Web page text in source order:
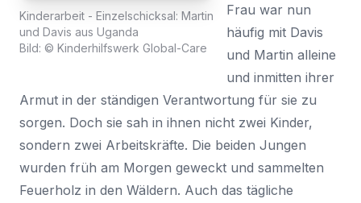
Kinderarbeit - Einzelschicksal: Martin
und Davis aus Uganda
Bild: © Kinderhilfswerk Global-Care
Frau war nun
häufig mit Davis
und Martin alleine
und inmitten ihrer
Armut in der ständigen Verantwortung für sie zu
sorgen. Doch sie sah in ihnen nicht zwei Kinder,
sondern zwei Arbeitskräfte. Die beiden Jungen
wurden früh am Morgen geweckt und sammelten
Feuerholz in den Wäldern. Auch das tägliche